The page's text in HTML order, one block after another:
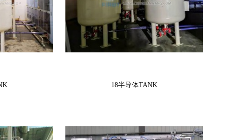
18半导体TANK